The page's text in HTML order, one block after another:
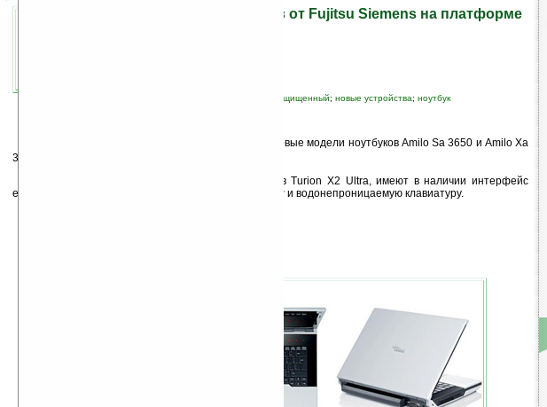
Новые модели ноутбуков от Fujitsu Siemens на платформе
влагозащищенный; новые устройства; ноутбук
омпания Fujitsu Siemens представила две новые модели ноутбуков Amilo Sa 3650 и Amilo Xa
3530 на платформе Puma от AMD.
Оба ноутбука работают на базе процессоров Turion X2 Ultra, имеют в наличии интерфейс
eSATA, Bluetooth 2.1, экран с технологией BrilliantView и водонепроницаемую клавиатуру.